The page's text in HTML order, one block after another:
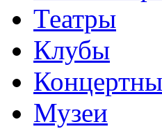
Театры
Клубы
Музеи